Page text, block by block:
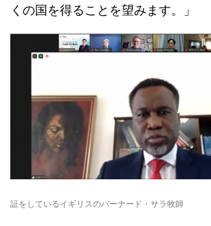
くの国を得ることを望みます。」
証をしているイギリスのバーナード・サラ牧師